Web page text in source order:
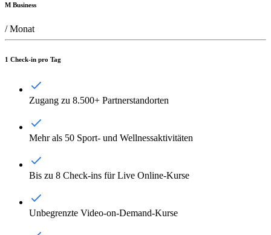
M Business
/ Monat
1 Check-in pro Tag
Zugang zu 8.500+ Partnerstandorten
Mehr als 50 Sport- und Wellnessaktivitäten
Bis zu 8 Check-ins für Live Online-Kurse
Unbegrenzte Video-on-Demand-Kurse